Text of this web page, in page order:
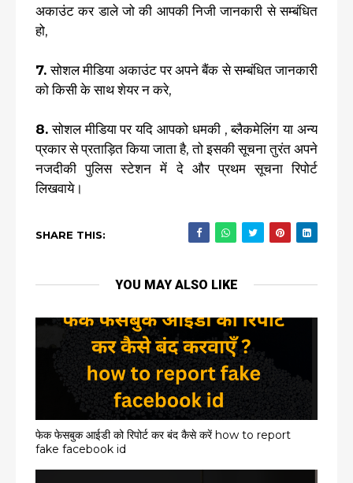
अकाउंट कर डाले जो की आपकी निजी जानकारी से सम्बंधित
हो,
7.सोशल मीडिया अकाउंट पर अपने बैंक से सम्बंधित जानकारी
को किसी के साथ शेयर न करे,
8. सोशल मीडिया पर यदि आपको धमकी , ब्लैकमेलिंग या अन्य
प्रकार से प्रताड़ित किया जाता है, तो इसकी सूचना तुरंत अपने
नजदीकी पुलिस स्टेशन में दे और प्रथम सूचना रिपोर्ट
लिखवाये।
SHARE THIS:
YOU MAY ALSO LIKE
फेक फेसबुक आईडी को रिपोर्ट कर बंद कैसे करें how to report
fake facebook id